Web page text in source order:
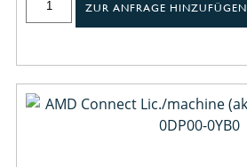
ZUR ANFRAGE HINZUFÜGEN